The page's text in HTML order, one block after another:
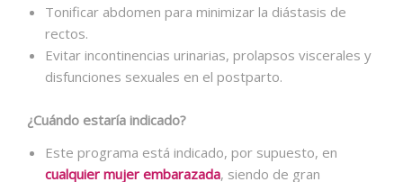
Tonificar abdomen para minimizar la diástasis de
rectos.
Evitar incontinencias urinarias, prolapsos viscerales y
disfunciones sexuales en el postparto.
¿Cuándo estaría indicado?
Este programa está indicado, por supuesto, en
cualquier mujer embarazada, siendo de gran